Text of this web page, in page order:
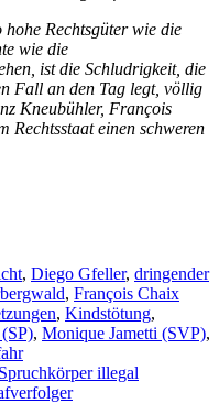
Rechtsgüter wie die
wie die
ist die Schludrigkeit, die
Fall an den Tag legt, völlig
Kneubühler, François
Rechtsstaat einen schweren
, Diego Gfeller, dringender
, François Chaix
, Kindstötung,
, Monique Jametti (SVP),
illegal